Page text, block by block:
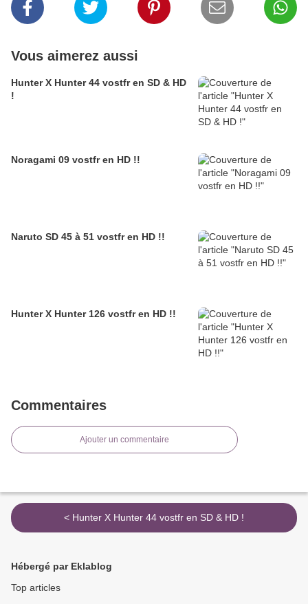
Vous aimerez aussi
Hunter X Hunter 44 vostfr en SD & HD
!
Noragami 09 vostfr en HD !!
Naruto SD 45 à 51 vostfr en HD !!
Hunter X Hunter 126 vostfr en HD !!
Commentaires
Ajouter un commentaire
< Hunter X Hunter 44 vostfr en SD & HD !
Hébergé par Eklablog
Top articles